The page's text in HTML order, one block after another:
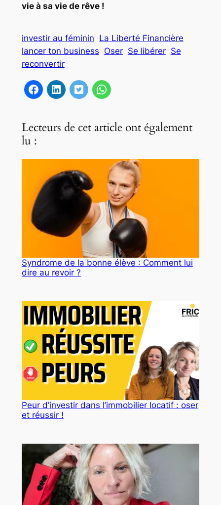
vie à sa vie de rêve !
investir au féminin La Liberté Financière
lancer ton business Oser Se libérer Se
reconvertir
Lecteurs de cet article ont également
lu :
Syndrome de la bonne élève : Comment lui
dire au revoir ?
Peur d’investir dans l’immobilier locatif : oser
et réussir !